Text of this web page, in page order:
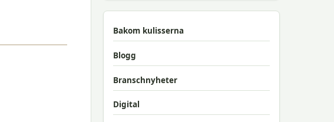
Bakom kulisserna
Blogg
Branschnyheter
Digital